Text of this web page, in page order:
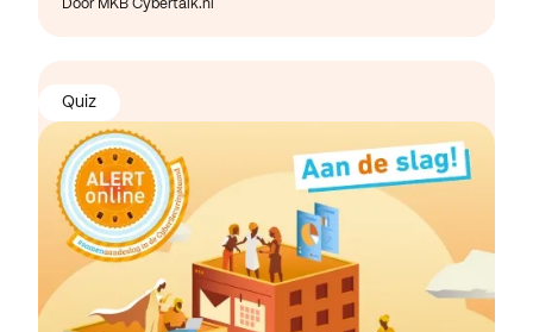
Door MKB Cybertalk.nl
Quiz